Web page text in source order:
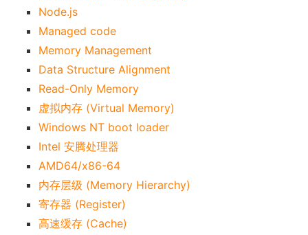
Node.js
Managed code
Memory Management
Data Structure Alignment
Read-Only Memory
虚拟内存 (Virtual Memory)
Windows NT boot loader
Intel 安腾处理器
AMD64/x86-64
内存层级 (Memory Hierarchy)
寄存器 (Register)
高速缓存 (Cache)